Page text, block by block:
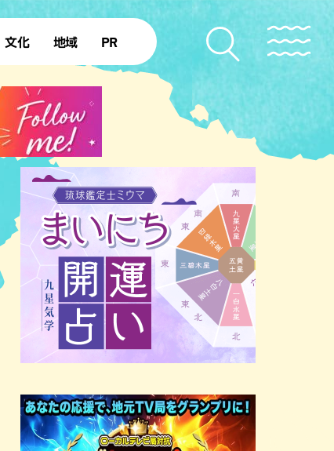
文化
復帰50年
地域
本島北部
本島南部 先島諸島
北部離島
PR